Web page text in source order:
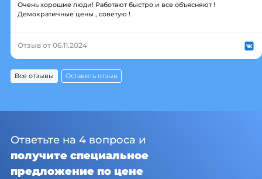
Очень хорошие люди! Работают быстро и все объясняют !
Демократичные цены , советую !
Отзыв от 06.11.2024
Все отзывы Оставить отзыв
Ответьте на 4 вопроса и
получите специальное
предложение по цене